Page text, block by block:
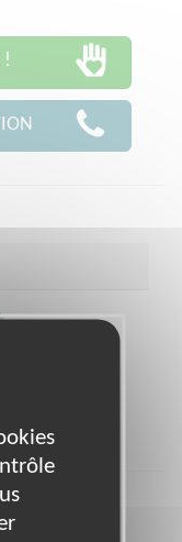
!
14h15 à 17h.